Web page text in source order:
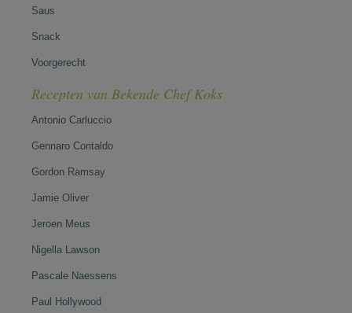
Saus
Snack
Voorgerecht
Recepten van Bekende Chef Koks
Antonio Carluccio
Gennaro Contaldo
Gordon Ramsay
Jamie Oliver
Jeroen Meus
Nigella Lawson
Pascale Naessens
Paul Hollywood